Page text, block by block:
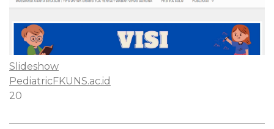
Slideshow
PediatricFKUNS.ac.id
20